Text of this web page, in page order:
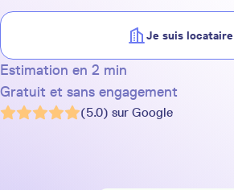
Je suis locataire
Estimation en 2 min
Gratuit et sans engagement
(5.0) sur Google